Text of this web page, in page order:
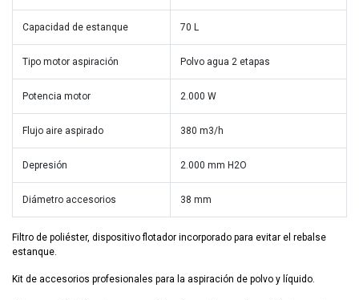
Capacidad de estanque 70 L
Tipo motor aspiración Polvo agua 2 etapas
Potencia motor 2.000 W
Flujo aire aspirado 380 m3/h
Depresión 2.000 mm H2O
Diámetro accesorios 38 mm
Filtro de poliéster, dispositivo flotador incorporado para evitar el rebalse
estanque.
Kit de accesorios profesionales para la aspiración de polvo y líquido.